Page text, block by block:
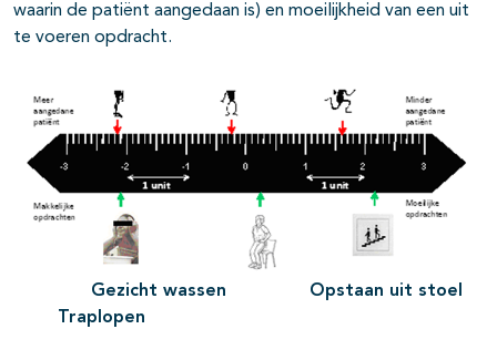
waarin de patiënt aangedaan is) en moeilijkheid van een uit
te voeren opdracht.
Gezicht wassen Opstaan uit stoel
Traplopen